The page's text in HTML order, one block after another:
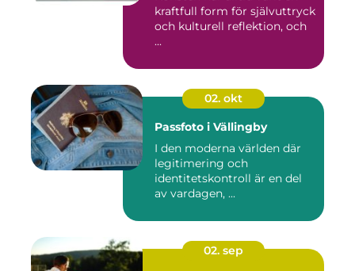
kraftfull form för självuttryck
och kulturell reflektion, och
...
02. okt
Passfoto i Vällingby
I den moderna världen där
legitimering och
identitetskontroll är en del
av vardagen, ...
02. sep